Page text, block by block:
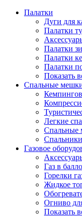
Палатки
Дуги для
Палатки
Палатки
Палатки
Палатки
Показать
Спальные
Легкие
Спальные
Газовое
Газ в
Горелки
Жидкое
Огниво
Показать